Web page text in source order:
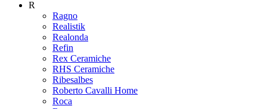
R
Ragno
Realistik
Realonda
Refin
Rex Ceramiche
RHS Ceramiche
Ribesalbes
Roberto Cavalli Home
Roca